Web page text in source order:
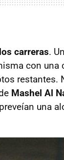
carreras.
con una
restantes.
Mashel Al
una